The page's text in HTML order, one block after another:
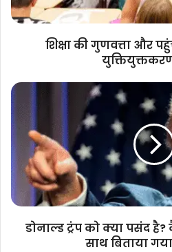
बनाने
युक्तियुक्तकरण
शिक्षा की गुणवत्ता और
डोनाल्ड
ट्रंप
कैंडी,
और
डोनाल्ड ट्रंप को क्या पसंद
साथ बिताया